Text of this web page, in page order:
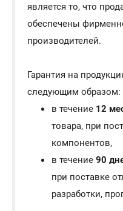
является то, что
обеспечены
производителей.
Гарантия на
следующим образом:
в течение 12
товара, при
компонентов,
в течение 90
при поставке
разработки,